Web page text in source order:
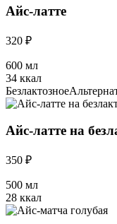
Айс-латте
320 ₽
600 мл
34 ккал
Безлактозное
Айс-латте на
350 ₽
500 мл
28 ккал